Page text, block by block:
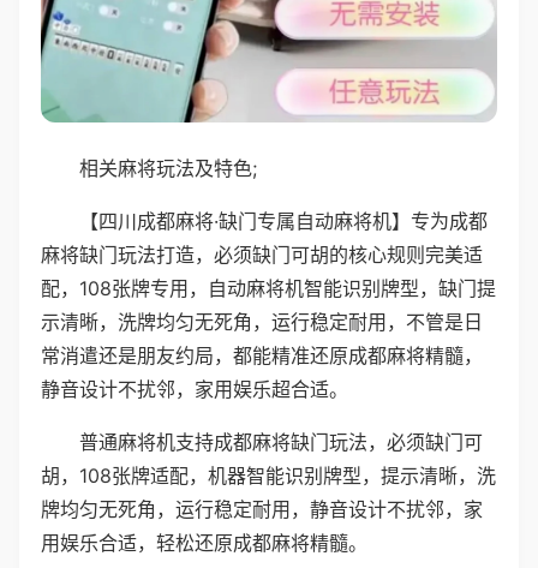
相关麻将玩法及特色;
【四川成都麻将·缺门专属自动麻将机】专为成都
麻将缺门玩法打造，必须缺门可胡的核心规则完美适
配，108张牌专用，自动麻将机智能识别牌型，缺门提
示清晰，洗牌均匀无死角，运行稳定耐用，不管是日
常消遣还是朋友约局，都能精准还原成都麻将精髓，
静音设计不扰邻，家用娱乐超合适。
普通麻将机支持成都麻将缺门玩法，必须缺门可
胡，108张牌适配，机器智能识别牌型，提示清晰，洗
牌均匀无死角，运行稳定耐用，静音设计不扰邻，家
用娱乐合适，轻松还原成都麻将精髓。